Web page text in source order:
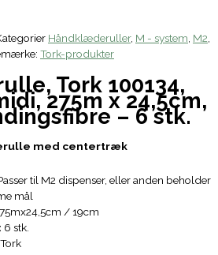
Håndklæderuller, M - system, M2,
Tork-produkter
Tork 100134,
275m x 24,5cm,
– 6 stk.
med centertræk
til M2 dispenser, eller anden beholder
mål
/ 19cm
6 stk.
Tork